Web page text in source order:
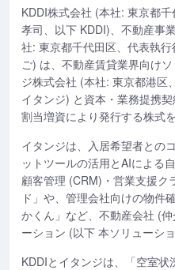
KDDI株式会社 (本社: 東京都
孝司、以下 KDDI)、不動産事
社: 東京都千代田区、代表執
ご) は、不動産賃貸業界向け
ジ株式会社 (本社: 東京都港区
イタンジ) と資本・業務提携
割当増資により発行する株式
イタンジは、入居希望者との
ットツールの活用とAIによる
顧客管理 (CRM)・営業支援ク
ド」や、管理会社向けの物件
かくん」など、不動産会社 (
ーション (以下 本ソリューシ
KDDIとイタンジは、「空室